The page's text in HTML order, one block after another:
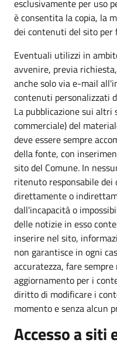
esclusivamente per uso
è consentita la copia, la
dei contenuti del sito per
Eventuali utilizzi in
avvenire, previa
anche solo via e-mail
contenuti personalizzati
La pubblicazione sui altri
commerciale) del
deve essere sempre
della fonte, con
sito del Comune. In
ritenuto responsabile
direttamente o
dall'incapacità o
delle notizie in esso
inserire nel sito,
non garantisce in ogni
accuratezza, fare
aggiornamento per i
diritto di modificare i
momento e senza alcun
Accesso a siti